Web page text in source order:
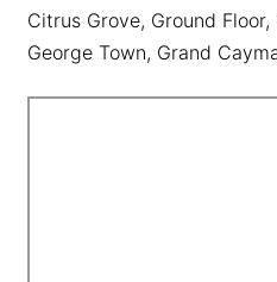
Citrus Grove, Ground
George Town, Grand